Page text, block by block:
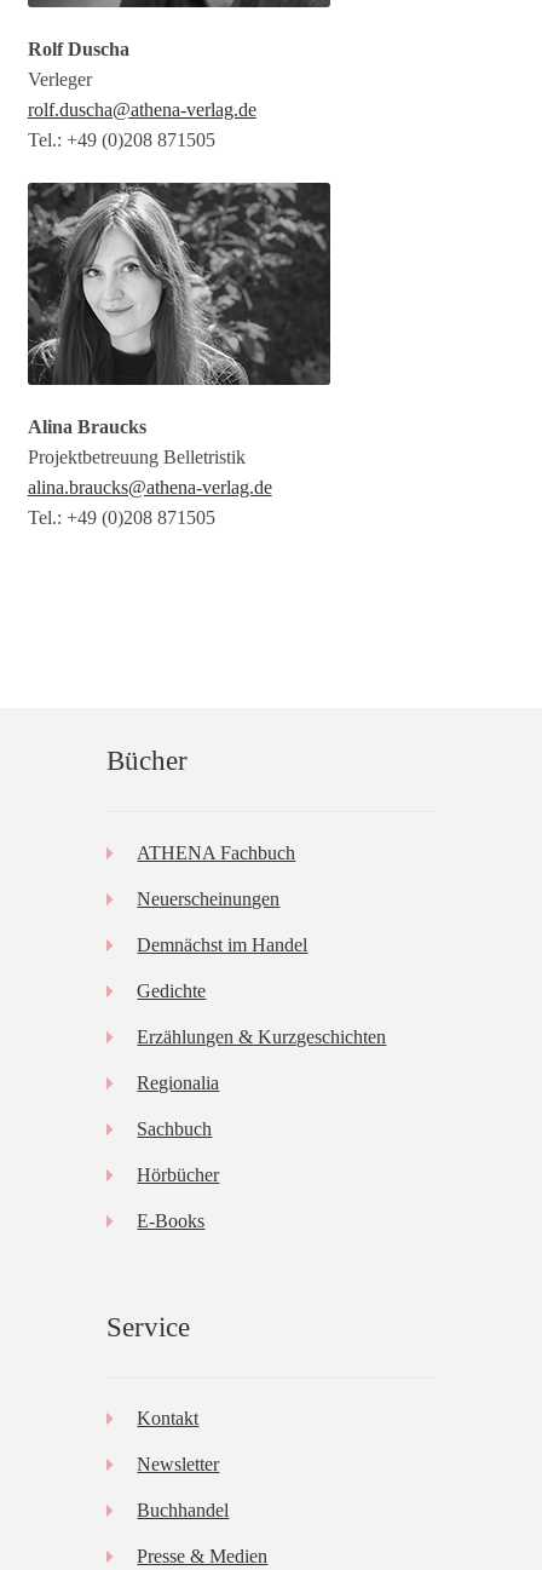
Rolf Duscha
Verleger
rolf.duscha@athena-verlag.de
Tel.: +49 (0)208 871505
Alina Braucks
Projektbetreuung Belletristik
alina.braucks@athena-verlag.de
Tel.: +49 (0)208 871505
Bücher
ATHENA Fachbuch
Neuerscheinungen
Demnächst im Handel
Gedichte
Erzählungen & Kurzgeschichten
Regionalia
Sachbuch
Hörbücher
E-Books
Service
Kontakt
Newsletter
Buchhandel
Presse & Medien